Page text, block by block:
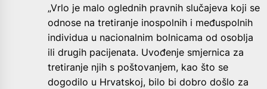
„Vrlo je malo oglednih pravnih slučajeva koji se
odnose na tretiranje inospolnih i međuspolnih
individua u nacionalnim bolnicama od osoblja
ili drugih pacijenata. Uvođenje smjernica za
tretiranje njih s poštovanjem, kao što se
dogodilo u Hrvatskoj, bilo bi dobro došlo za